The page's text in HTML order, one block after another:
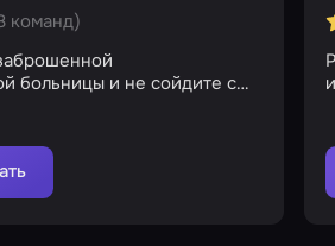
команд)
больницы и не сойдите с